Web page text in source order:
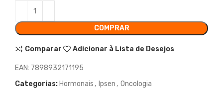
COMPRAR
Comparar Adicionar à Lista de Desejos
EAN: 7898932171195
Categorias: Hormonais , Ipsen , Oncologia